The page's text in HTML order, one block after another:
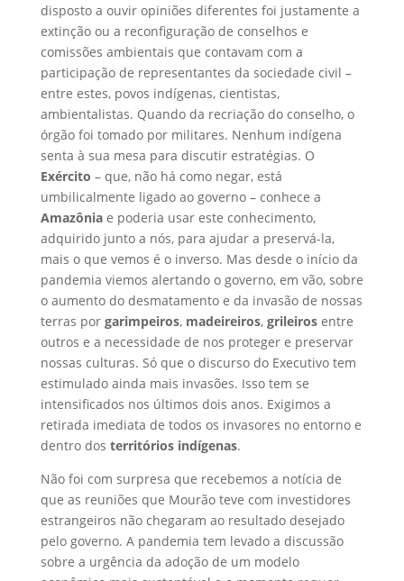
disposto a ouvir opiniões diferentes foi justamente a
extinção ou a reconfiguração de conselhos e
comissões ambientais que contavam com a
participação de representantes da sociedade civil –
entre estes, povos indígenas, cientistas,
ambientalistas. Quando da recriação do conselho, o
órgão foi tomado por militares. Nenhum indígena
senta à sua mesa para discutir estratégias. O
Exército – que, não há como negar, está
umbilicalmente ligado ao governo – conhece a
Amazôniae poderia usar este conhecimento,
adquirido junto a nós, para ajudar a preservá-la,
mais o que vemos é o inverso. Mas desde o início da
pandemia viemos alertando o governo, em vão, sobre
o aumento do desmatamento e da invasão de nossas
terras por garimpeiros, madeireiros, grileirosentre
outros e a necessidade de nos proteger e preservar
nossas culturas. Só que o discurso do Executivo tem
estimulado ainda mais invasões. Isso tem se
intensificados nos últimos dois anos. Exigimos a
retirada imediata de todos os invasores no entorno e
dentro dos territórios indígenas.
Não foi com surpresa que recebemos a notícia de
que as reuniões que Mourão teve com investidores
estrangeiros não chegaram ao resultado desejado
pelo governo. A pandemia tem levado a discussão
sobre a urgência da adoção de um modelo